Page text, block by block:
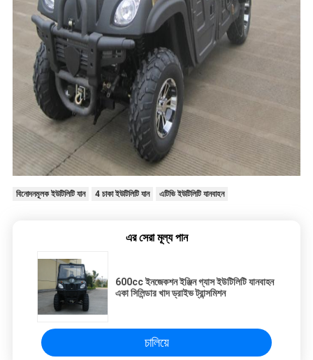
বিনোদনমূলক ইউটিলিটি যান 4 চাকা ইউটিলিটি যান এটিভি ইউটিলিটি যানবাহন
এর সেরা মূল্য পান
600cc ইনজেকশন ইঞ্জিন গ্যাস ইউটিলিটি যানবাহন
একা সিলিন্ডার খাদ ড্রাইভ ট্রান্সমিশন
চালিয়ে